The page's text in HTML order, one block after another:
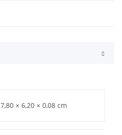
7,80 × 6,20 × 0,08 cm